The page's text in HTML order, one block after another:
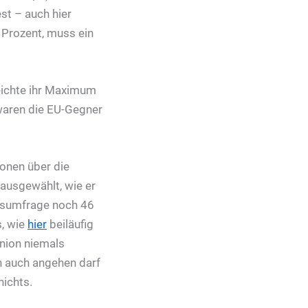
– auch hier
muss ein
ihr Maximum
die EU-Gegner
über die
wie er
noch 46
wie hier beiläufig
niemals
angehen darf